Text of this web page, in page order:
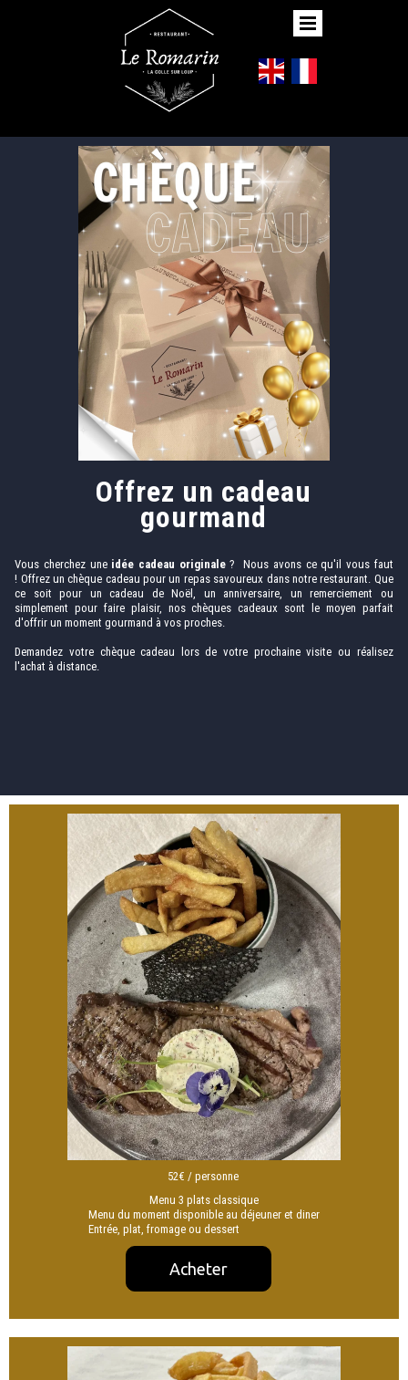
Offrez un cadeau
gourmand
Vous cherchez une idée cadeau originale? Nous avons ce qu'il vous faut
! Offrez un chèque cadeau pour un repas savoureux dans notre restaurant. Que
ce soit pour un cadeau de Noël, un anniversaire, un remerciement ou
simplement pour faire plaisir, nos chèques cadeaux sont le moyen parfait
d'offrir un moment gourmand à vos proches.
Demandez votre chèque cadeau lors de votre prochaine visite ou réalisez
l'achat à distance.
52€ / personne
Menu 3 plats classique
Menu du moment disponible au déjeuner et diner
Entrée, plat, fromage ou dessert
Acheter